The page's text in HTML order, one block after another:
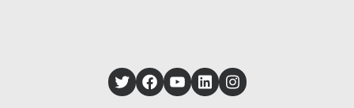
Twitter Facebook YouTube LinkedIn Instagram